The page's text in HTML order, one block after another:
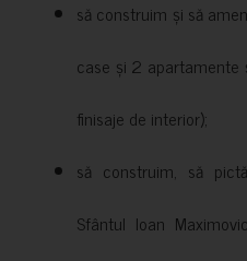
să construim și să
case și 2
finisaje de interior);
să construim, să
Sfântul Ioan